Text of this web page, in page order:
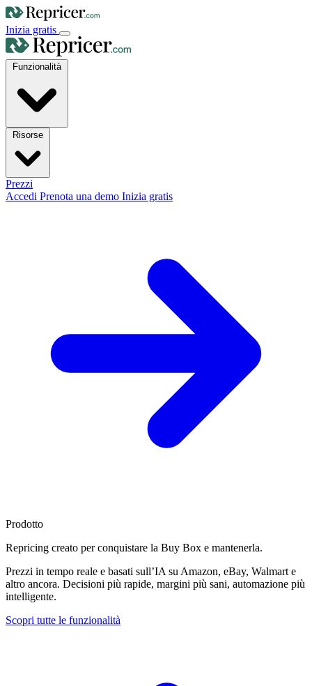
Inizia gratis
Funzionalità
Prezzi
Accedi Prenota una demo Inizia gratis
Prodotto
Repricing creato perconquistare la Buy Box e mantenerla.
Prezzi in tempo reale e basati sull’IA su Amazon, eBay, Walmart e
altro ancora. Decisioni più rapide, margini più sani, automazione più
intelligente.
Scopri tutte le funzionalità